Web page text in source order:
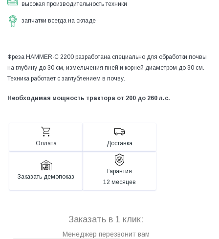
высокая производительность техники
запчатки всегда на складе
Фреза HAMMER-С 2200 разработана специально для обработки почвы
на глубину до 30 см, измельчения пней и корней диаметром до 30 см.
Техника работает с заглублением в почву.
Необходимая мощность трактора от 200 до 260 л.с.
Оплата Доставка
Заказать демопоказ
Гарантия
12 месяцев
Заказать в 1 клик:
Менеджер перезвонит вам